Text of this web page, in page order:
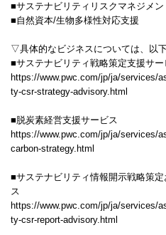
■サステナビリティリスクマネジメ
■自然資本/生物多様性対応支援
▽具体的なビジネスについては、以
■サステナビリティ戦略策定支援サー
https://www.pwc.com/jp/ja/services/
ty-csr-strategy-advisory.html
■脱炭素経営支援サービス
https://www.pwc.com/jp/ja/services/
carbon-strategy.html
■サステナビリティ情報開示戦略策
ス
https://www.pwc.com/jp/ja/services/
ty-csr-report-advisory.html